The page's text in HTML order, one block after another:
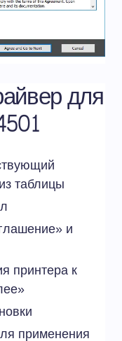
для
таблицы
и
принтера к
применения